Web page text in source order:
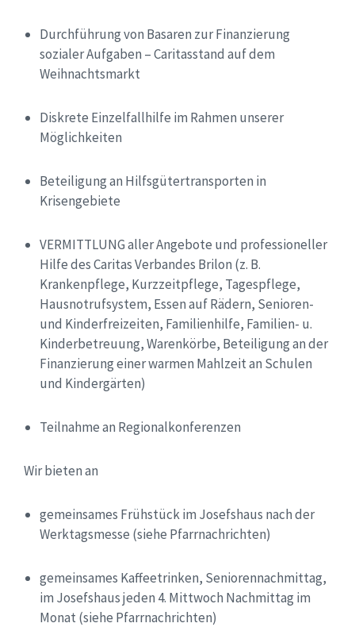
Durchführung von Basaren zur Finanzierung
sozialer Aufgaben – Caritasstand auf dem
Weihnachtsmarkt
Diskrete Einzelfallhilfe im Rahmen unserer
Möglichkeiten
Beteiligung an Hilfsgütertransporten in
Krisengebiete
VERMITTLUNG aller Angebote und professioneller
Hilfe des Caritas Verbandes Brilon (z. B.
Krankenpflege, Kurzzeitpflege, Tagespflege,
Hausnotrufsystem, Essen auf Rädern, Senioren-
und Kinderfreizeiten, Familienhilfe, Familien- u.
Kinderbetreuung, Warenkörbe, Beteiligung an der
Finanzierung einer warmen Mahlzeit an Schulen
und Kindergärten)
Teilnahme an Regionalkonferenzen
Wir bieten an
gemeinsames Frühstück im Josefshaus nach der
Werktagsmesse (siehe Pfarrnachrichten)
gemeinsames Kaffeetrinken, Seniorennachmittag,
im Josefshaus jeden 4. Mittwoch Nachmittag im
Monat (siehe Pfarrnachrichten)